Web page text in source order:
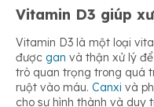
Vitamin D3 giúp
Vitamin D3 là một loại
được gan và thận xử lý
trò quan trọng trong quá
ruột vào máu. Canxi và
cho sự hình thành và duy